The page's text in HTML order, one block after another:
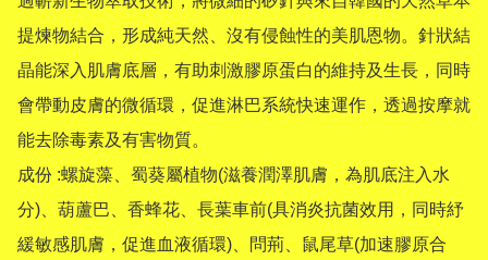
提煉物結合，形成純天然、沒有侵蝕性的美肌恩物。針狀結
晶能深入肌膚底層，有助刺激膠原蛋白的維持及生長，同時
會帶動皮膚的微循環，促進淋巴系統快速運作，透過按摩就
能去除毒素及有害物質。
成份 :螺旋藻、蜀葵屬植物(滋養潤澤肌膚，為肌底注入水
分)、葫蘆巴、香蜂花、長葉車前(具消炎抗菌效用，同時紓
緩敏感肌膚，促進血液循環)、問荊、鼠尾草(加速膠原合